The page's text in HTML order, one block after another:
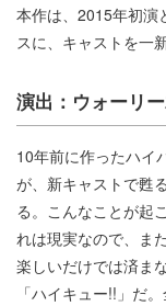
本作は、2015年初演
スに、キャストを一
演出：ウォーリ
10年前に作ったハイ
が、新キャストで甦
る。こんなことが起
れは現実なので、ま
楽しいだけでは済ま
「ハイキュー!!」だ